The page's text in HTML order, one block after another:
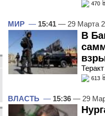
470
МИР — 15:41 — 29 Марта
В
613
ВЛАСТЬ — 15:36 — 29